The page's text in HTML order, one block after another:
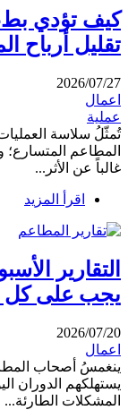
كيف تؤدي
تقليل أرباح
2026/07/27
اعمال
عملية
تُمثّلُ سلاسة
المطاعم
غالباً عن الأثر...
اقرأ المزيد
التقارير
يجب على كل
2026/07/20
اعمال
ينغمسُ أصحاب
يستهلكهم الدوران
المشكلات الطارئة...